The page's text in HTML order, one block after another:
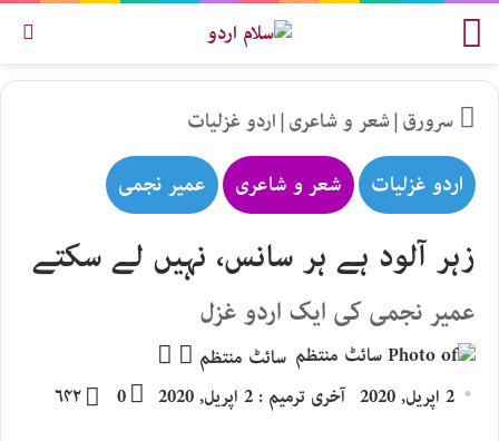
سرورق|شعر و شاعری|اردو غزلیات
اردو غزلیات شعر و شاعری عمیر نجمی
زہر آلود ہے ہر سانس، نہیں لے سکتے
عمیر نجمی کی ایک اردو غزل
سائٹ منتظم
Follow
X
an
email
2 اپریل, 2020 آخری ترمیم : 2 اپریل, 2020 0 ۶۴۲